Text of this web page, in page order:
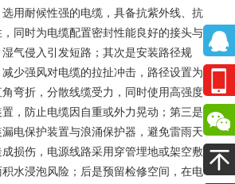
用耐候性强的电缆，具备抗紫外线、抗
同时为电缆配置密封性能良好的接头与
气侵入引发短路；其次是安装路径规
少强风对电缆的拉扯冲击，路径设置为
弯折，分散线缆受力，同时使用高强度
，防止电缆因自重或外力晃动；第三是
电保护装置与浪涌保护器，避免雷雨天
损伤，电源线路采用穿管埋地或架空敷
水浸泡风险；后是预留检修空间，在电